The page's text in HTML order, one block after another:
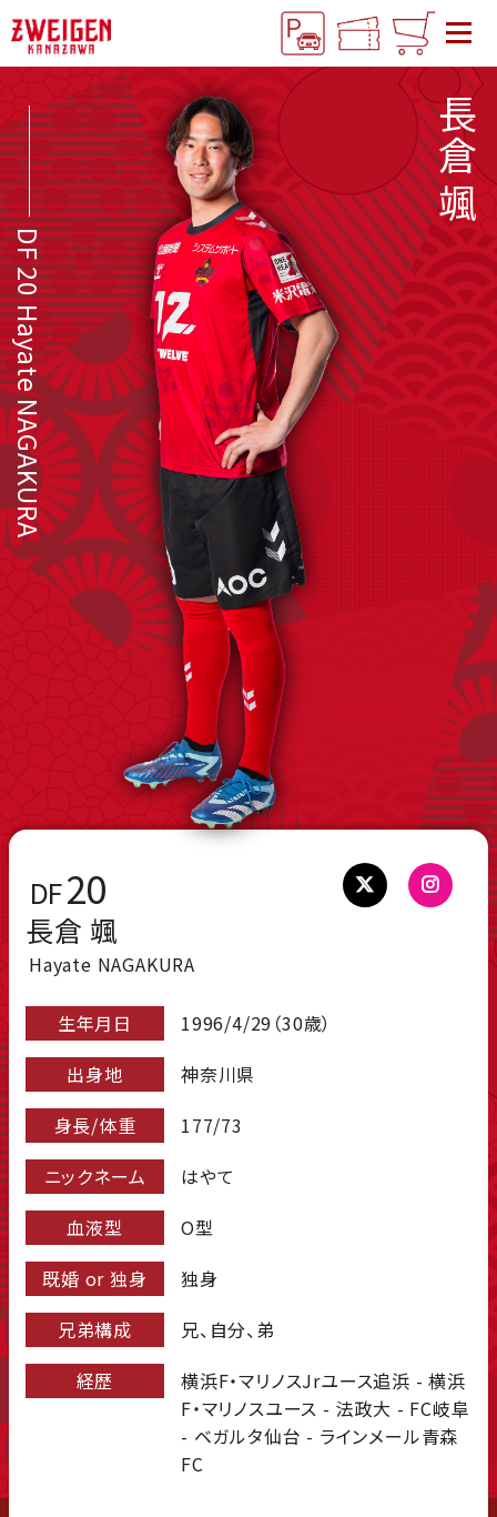
DF20
長倉 颯
Hayate NAGAKURA
生年月日
1996/4/29（30歳）
出身地
神奈川県
身長/体重
177/73
ニックネーム
はやて
血液型
O型
既婚 or 独身
独身
兄弟構成
兄、自分、弟
経歴
横浜F・マリノスJrユース追浜 - 横浜
F・マリノスユース - 法政大 - FC岐阜
- ベガルタ仙台 - ラインメール青森
FC
DF 20 Hayate NAGAKURA
長倉 颯